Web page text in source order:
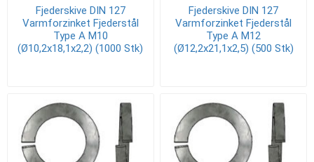
Fjederskive DIN 127
Varmforzinket Fjederstål
Type A M10
(Ø10,2x18,1x2,2) (1000 Stk)
Fjederskive DIN 127
Varmforzinket Fjederstål
Type A M12
(Ø12,2x21,1x2,5) (500 Stk)